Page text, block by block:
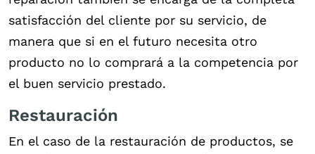
satisfacción del cliente por su servicio, de
manera que si en el futuro necesita otro
producto no lo comprará a la competencia por
el buen servicio prestado.
Restauración
En el caso de la restauración de productos, se